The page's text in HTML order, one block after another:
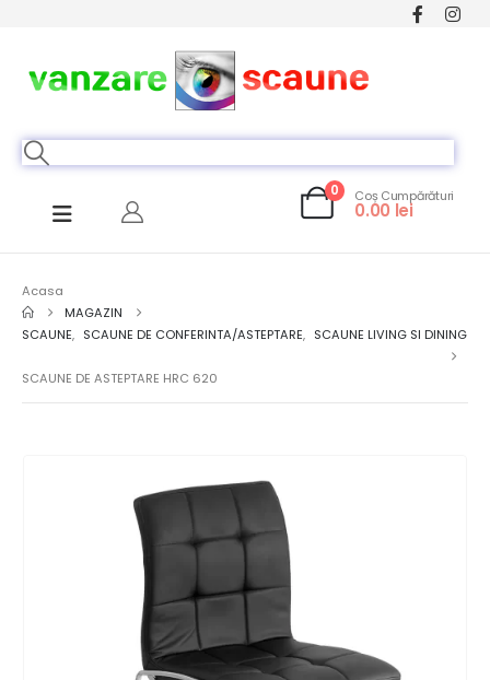
0 Coș Cumpărături
0.00 lei
Acasa
MAGAZIN
SCAUNE, SCAUNE DE CONFERINTA/ASTEPTARE, SCAUNE LIVING SI DINING
SCAUNE DE ASTEPTARE HRC 620